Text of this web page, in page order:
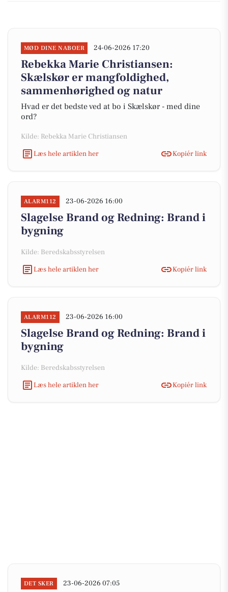
MØD DINE NABOER 24-06-2026 17:20
Rebekka Marie Christiansen:
Skælskør er mangfoldighed,
sammenhørighed og natur
Hvad er det bedste ved at bo i Skælskør - med dine
ord?
Kilde: Rebekka Marie Christiansen
Læs hele artiklen her
Kopiér link
ALARM112 23-06-2026 16:00
Slagelse Brand og Redning: Brand i
bygning
Kilde: Beredskabsstyrelsen
Læs hele artiklen her
Kopiér link
ALARM112 23-06-2026 16:00
Slagelse Brand og Redning: Brand i
bygning
Kilde: Beredskabsstyrelsen
Læs hele artiklen her
Kopiér link
DET SKER 23-06-2026 07:05